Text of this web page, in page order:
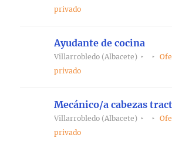
privado
Ayudante de cocina
Villarrobledo (Albacete)
privado
Mecánico/a cabezas
Villarrobledo (Albacete)
privado